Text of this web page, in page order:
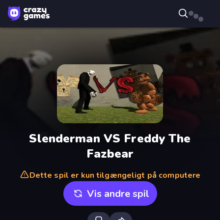
Slenderman VS Freddy The
Fazbear
Dette spil er kun tilgængeligt på computere
Vis andre spil